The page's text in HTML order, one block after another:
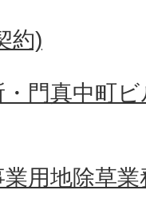
約)
門真中町
用地除草業